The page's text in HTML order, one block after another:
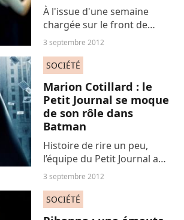
À l'issue d'une semaine
chargée sur le front de
l'emploi, le ministre du
Travail, Michel Sapin, a
annoncé dimanche que le
seuil des 3 millions de
demandeurs d'emploi sans
activité...
3 septembre 2012
SOCIÉTÉ
Marion Cotillard : le
Petit Journal se moque
de son rôle dans
Batman
Histoire de rire un peu,
l’équipe du Petit Journal a
proposé un tournoi « Meurs
comme Marion Cotillard » en
référence à son rôle dans le
dernier film Batman. Une
3 septembre 2012
SOCIÉTÉ